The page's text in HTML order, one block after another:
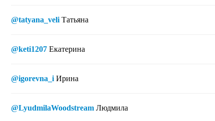
@tatyana_veli Татьяна
@keti1207 Екатерина
@igorevna_i Ирина
@LyudmilaWoodstream Людмила